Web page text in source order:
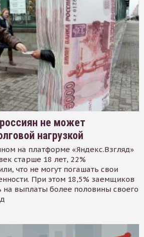
не может
нагрузкой
на платформе «Яндекс.Взгляд»
старше 18 лет, 22%
что не могут погашать свои
При этом 18,5% заемщиков
на выплаты более половины своего